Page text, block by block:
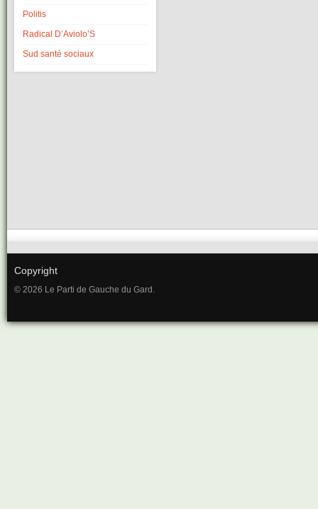
Politis
Radical D’Aviolo’S
Sud santé sociaux
Copyright
© 2026 Le Parti de Gauche du Gard.